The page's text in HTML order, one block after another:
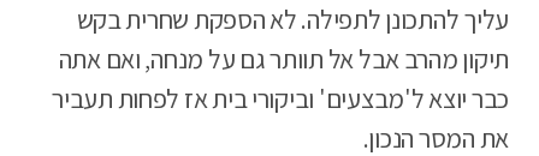
עליך להתכונן לתפילה. לא הספקת שחרית בקש
תיקון מהרב אבל אל תוותר גם על מנחה, ואם אתה
כבר יוצא ל'מבצעים' וביקורי בית אז לפחות תעביר
את המסר הנכון.